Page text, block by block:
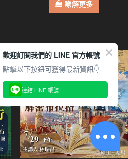
瞭解更多
歡迎訂閱我們的 LINE 官方帳號
點擊以下按鈕可獲得最新資訊👇
連結 LINE 帳號